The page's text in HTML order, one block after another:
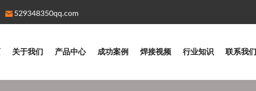
529348350qq.com
关于我们 产品中心 成功案例 焊接视频 行业知识 联系我们